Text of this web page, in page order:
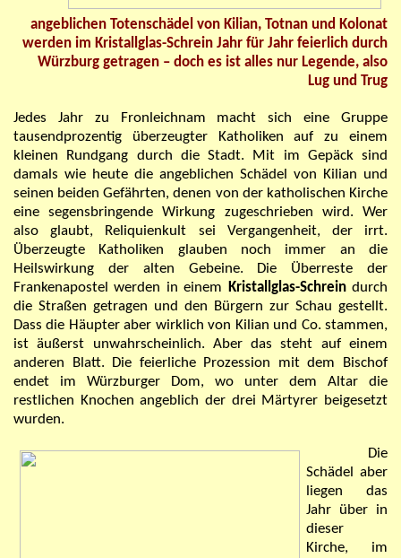
angeblichen Totenschädel von Kilian, Totnan und Kolonat
werden im Kristallglas-Schrein Jahr für Jahr feierlich durch
Würzburg getragen – doch es ist alles nur Legende, also
Lug und Trug
Jedes Jahr zu Fronleichnam macht sich eine Gruppe
tausendprozentig überzeugter Katholiken auf zu einem
kleinen Rundgang durch die Stadt. Mit im Gepäck sind
damals wie heute die angeblichen Schädel von Kilian und
seinen beiden Gefährten, denen von der katholischen Kirche
eine segensbringende Wirkung zugeschrieben wird. Wer
also glaubt, Reliquienkult sei Vergangenheit, der irrt.
Überzeugte Katholiken glauben noch immer an die
Heilswirkung der alten Gebeine. Die Überreste der
Frankenapostel werden in einem
Kristallglas-Schreindurch
die Straßen getragen und den Bürgern zur Schau gestellt.
Dass die Häupteraber wirklich von Kilian und Co. stammen,
ist äußerst unwahrscheinlich. Aber das steht auf einem
anderen Blatt. Die feierliche Prozession mit dem Bischof
endet im Würzburger Dom, wo unter dem Altar die
restlichen Knochen angeblich der drei Märtyrer beigesetzt
wurden.
Die
Schädel aber
liegen das
Jahr über in
dieser
Kirche, im